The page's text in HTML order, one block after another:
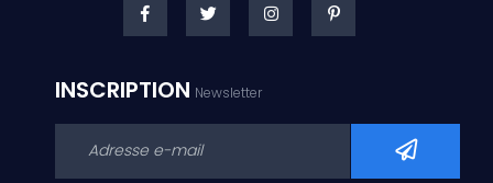
INSCRIPTION Newsletter